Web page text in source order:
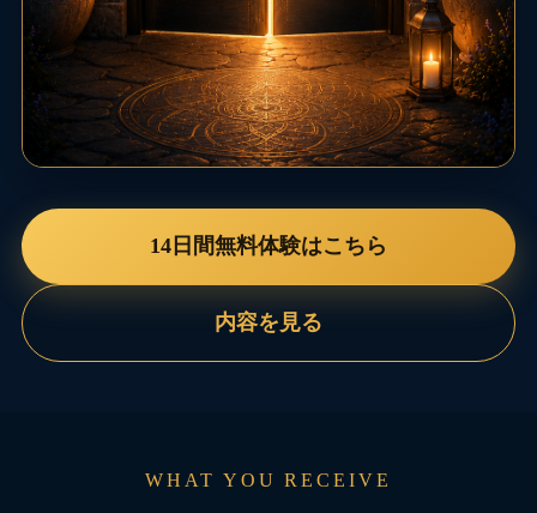
14日間無料体験はこちら
内容を見る
WHAT YOU RECEIVE